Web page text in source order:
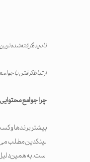
ارتباط گرفتن با
چرا جوامع
بیشتر برندها و
لینکدین مطلب